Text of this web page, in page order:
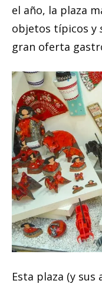
el año, la plaza
objetos típicos y
gran oferta
Esta plaza (y sus